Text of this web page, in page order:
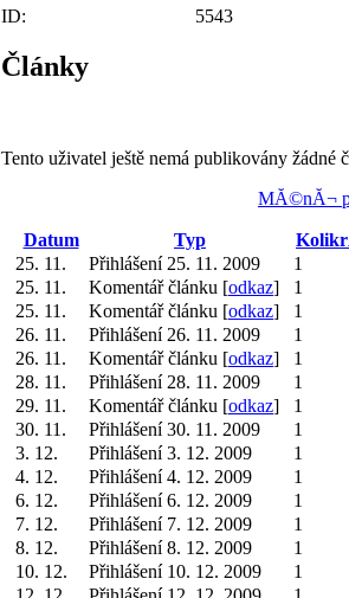
ID: 5543
Články
Tento uživatel ještě nemá publikovány žádné
MĂ©nĂ¬
Datum Typ
25. 11.
Přihlášení 25. 11. 2009 1
25. 11.
Komentář článku [odkaz] 1
25. 11.
Komentář článku [odkaz] 1
26. 11.
Přihlášení 26. 11. 2009 1
26. 11.
Komentář článku [odkaz] 1
28. 11.
Přihlášení 28. 11. 2009 1
29. 11.
Komentář článku [odkaz] 1
30. 11.
Přihlášení 30. 11. 2009 1
3. 12.
Přihlášení 3. 12. 2009 1
4. 12.
Přihlášení 4. 12. 2009 1
6. 12.
Přihlášení 6. 12. 2009 1
7. 12.
Přihlášení 7. 12. 2009 1
8. 12.
Přihlášení 8. 12. 2009 1
10. 12.
Přihlášení 10. 12. 2009 1